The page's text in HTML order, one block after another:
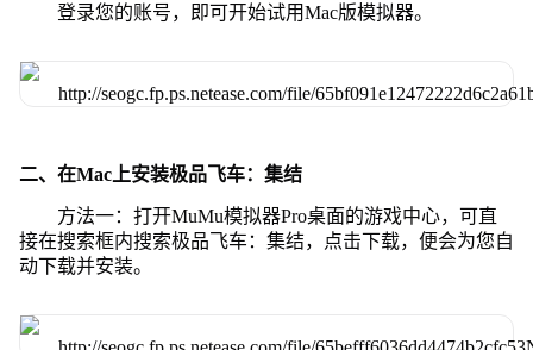
登录您的账号，即可开始试用Mac版模拟器。
二、在Mac上安装极品飞车：集结
方法一：打开MuMu模拟器Pro桌面的游戏中心，可直
接在搜索框内搜索极品飞车：集结，点击下载，便会为您自
动下载并安装。